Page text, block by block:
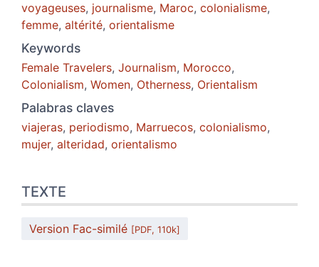
voyageuses, journalisme, Maroc, colonialisme,
femme, altérité, orientalisme
Keywords
Female Travelers, Journalism, Morocco,
Colonialism, Women, Otherness, Orientalism
Palabras claves
viajeras, periodismo, Marruecos, colonialismo,
mujer, alteridad, orientalismo
TEXTE
Version Fac-similé [PDF, 110k]